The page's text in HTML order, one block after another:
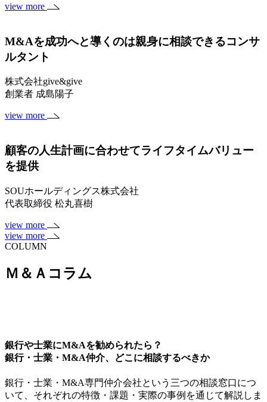
view more
M&Aを成功へと導くのは親身に相談できるコンサ
ルタント
株式会社give&give
創業者 成島陽子
view more
顧客の人生計画に合わせてライフタイムバリュー
を提供
SOUホールディングス株式会社
代表取締役 松丸喜樹
view more
view more
COLUMN
Ｍ＆Ａコラム
銀行や士業にM&Aを勧められたら？
銀行・士業・M&A仲介、どこに相談するべきか
銀行・士業・M&A専門仲介会社という三つの相談窓口につ
いて、それぞれの特徴・課題・実際の事例を通じて解説しま